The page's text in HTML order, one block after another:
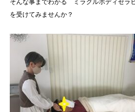
そんな事までわかる ミラクルボディセラ
を受けてみませんか？